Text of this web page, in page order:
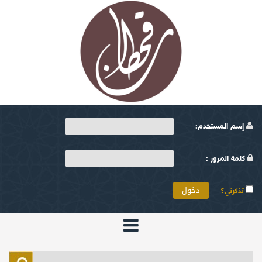
إسم المستخدم:
كلمة المرور :
تذكرني؟